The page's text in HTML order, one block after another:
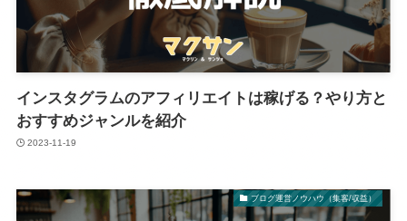
インスタグラムのアフィリエイトは稼げる？やり方と
おすすめジャンルを紹介
2023-11-19
ブログ運営ノウハウ（集客/収益）